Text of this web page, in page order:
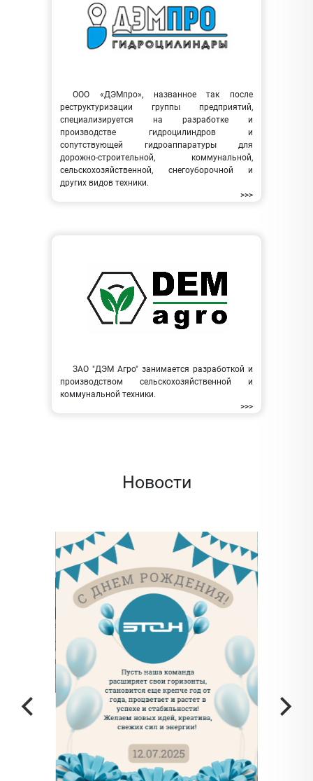
ООО «ДЭМпро», названное так после
реструктуризации группы предприятий,
специализируется на разработке и
производстве гидроцилиндров и
сопутствующей гидроаппаратуры для
дорожно-строительной, коммунальной,
сельскохозяйственной, снегоуборочной и
других видов техники.
>>>
ЗАО "ДЭМ Агро" занимается разработкой и
производством сельскохозяйственной и
коммунальной техники.
>>>
Новости